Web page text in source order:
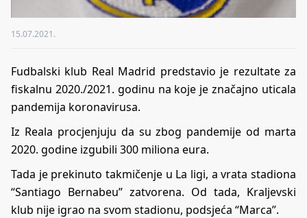
15.07.2021.
Fudbalski klub Real Madrid predstavio je rezultate za
fiskalnu 2020./2021. godinu na koje je značajno uticala
pandemija koronavirusa.
Iz Reala procjenjuju da su zbog pandemije od marta
2020. godine izgubili 300 miliona eura.
Tada je prekinuto takmičenje u La ligi, a vrata stadiona
“Santiago Bernabeu” zatvorena. Od tada, Kraljevski
klub nije igrao na svom stadionu, podsjeća “Marca”.